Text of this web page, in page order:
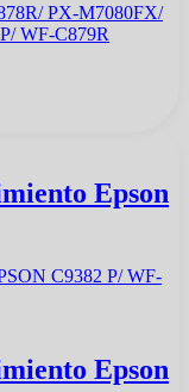
PX-M7080FX/
WF-C879R
Epson
Epson